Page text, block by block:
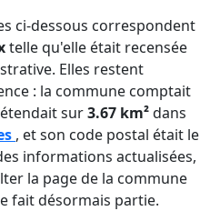
ci-dessous correspondent
telle qu'elle était recensée
Elles restent
: la commune comptait
sur3.67 km²dans
, et son code postal était le
informations actualisées,
la page de la commune
fait désormais partie.